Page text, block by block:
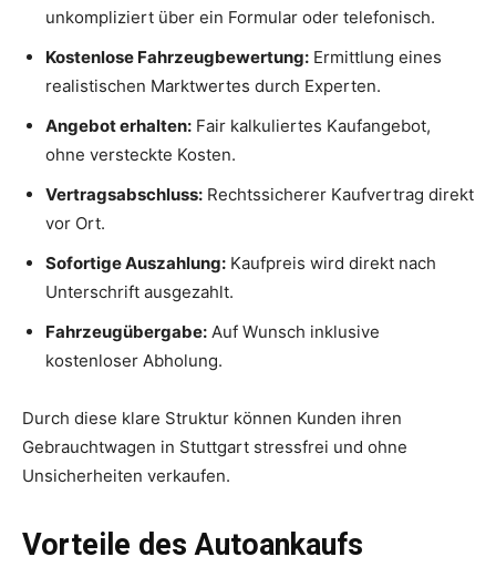
unkompliziert über ein Formular oder telefonisch.
Kostenlose Fahrzeugbewertung: Ermittlung eines
realistischen Marktwertes durch Experten.
Angebot erhalten: Fair kalkuliertes Kaufangebot,
ohne versteckte Kosten.
Vertragsabschluss: Rechtssicherer Kaufvertrag direkt
vor Ort.
Sofortige Auszahlung: Kaufpreis wird direkt nach
Unterschrift ausgezahlt.
Fahrzeugübergabe: Auf Wunsch inklusive
kostenloser Abholung.
Durch diese klare Struktur können Kunden ihren
Gebrauchtwagen in Stuttgart stressfrei und ohne
Unsicherheiten verkaufen.
Vorteile des Autoankaufs